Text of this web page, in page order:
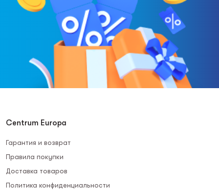
Centrum Europa
Гарантия и возврат
Правила покупки
Доставка товаров
Политика конфиденциальности